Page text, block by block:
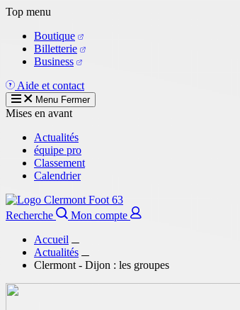
Aller
contenu
principal
Top menu
Boutique
Billetterie
Business
Aide et contact
Menu Fermer
Mises en avant
Actualités
équipe pro
Classement
Calendrier
Recherche
Mon compte
Accueil
Actualités
Clermont - Dijon : les groupes